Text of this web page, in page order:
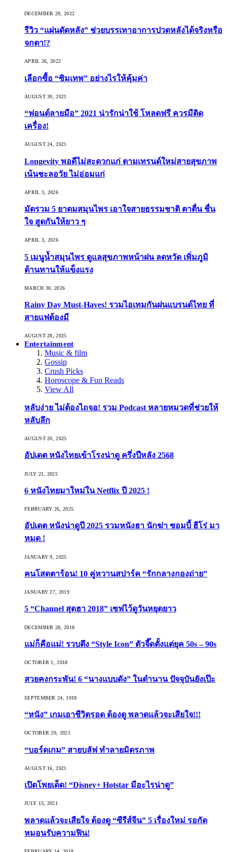
DECEMBER 29, 2022
รีวิว “แผ่นดัดหลัง” ช่วยบรรเทาอาการปวดหลังได้จริงหรือ
จกตา!?
APRIL 26, 2022
เลือกซื้อ “ซิมเทพ” อย่างไรให้คุ้มค่า
AUGUST 30, 2021
“ฟอนต์ลายมือ” 2021 น่ารักน่าใช้ โหลดฟรี ควรมีติด
เครื่อง!
AUGUST 24, 2021
Longevity พอดีไม่สะดวกแก่ ตามเทรนด์ใหม่สายสุขภาพ
เน้นชะลอวัย ไม่อ่อมแก่
APRIL 3, 2026
มัดรวม 5 ยาดมสมุนไพร เอาใจสายธรรมชาติ ตาตื่น ชื่น
ใจ สูดกันให้ยาว ๆ
APRIL 3, 2026
5 เมนูน้ำสมุนไพร ดูแลสุขภาพหน้าฝน ลดหวัด เพิ่มภูมิ
ต้านทานให้แข็งแรง
MARCH 30, 2026
Rainy Day Must-Haves! รวมไอเทมกันฝนแบรนด์ไทย ที่
สายแฟต้องมี
AUGUST 28, 2025
Entertainment
Music & film
Gossip
Crush Picks
Horoscope & Fun Reads
View All
หลับง่าย ไม่ต้องไถจอ! รวม Podcast หลายหมวดที่ช่วยให้
หลับลึก
AUGUST 20, 2025
อัปเดต หนังไทยเข้าโรงน่าดู ครึ่งปีหลัง 2568
JULY 21, 2025
6 หนังไทยมาใหม่ใน Netflix ปี 2025 !
FEBRUARY 26, 2025
อัปเดต หนังน่าดูปี 2025 รวมหนังฮา นักฆ่า ซอมบี้ ฮีโร่ มา
หมด !
JANUARY 9, 2025
คนโสดตาร้อน! 10 คู่หวานสปาร์ค “รักกลางกองถ่าย”
JANUARY 27, 2019
5 “Channel สุดฮา 2018” เซฟไว้ดูวันหยุดยาว
DECEMBER 28, 2018
แม่ก็คือแม่! รวบตึง “Style Icon” ตัวจี๊ดตั้งแต่ยุค 50s – 90s
OCTOBER 1, 2018
สวยคงกระพัน! 6 “นางแบบดัง” ในตำนาน ปัจจุบันยังเป๊ะ
SEPTEMBER 24, 2018
“หนัง” เกมเอาชีวิตรอด ต้องดู พลาดแล้วจะเสียใจ!!!
OCTOBER 20, 2021
“บอร์ดเกม” สายบลัฟ ทำลายมิตรภาพ
AUGUST 16, 2021
เปิดโพยเด็ด! “Disney+ Hotstar มีอะไรน่าดู”
JULY 13, 2021
พลาดแล้วจะเสียใจ ต้องดู “ซีรีส์จีน” 5 เรื่องใหม่ รอกัด
หมอนรับความฟิน!